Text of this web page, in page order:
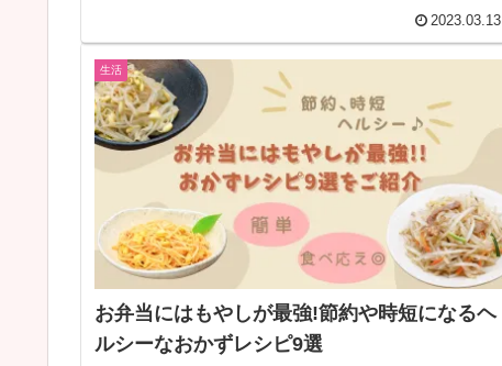
2023.03.13
生活
お弁当にはもやしが最強!節約や時短になるヘ
ルシーなおかずレシピ9選